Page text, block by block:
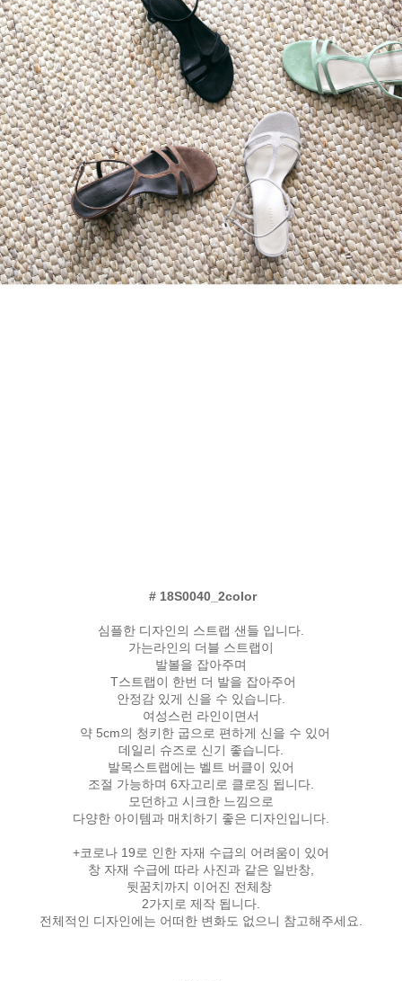
# 18S0040_2color
심플한 디자인의 스트랩 샌들 입니다.
가는라인의 더블 스트랩이
발볼을 잡아주며
T스트랩이 한번 더 발을 잡아주어
안정감 있게 신을 수 있습니다.
여성스런 라인이면서
약 5cm의 청키한 굽으로 편하게 신을 수 있어
데일리 슈즈로 신기 좋습니다.
발목스트랩에는 벨트 버클이 있어
조절 가능하며 6자고리로 클로징 됩니다.
모던하고 시크한 느낌으로
다양한 아이템과 매치하기 좋은 디자인입니다.
+코로나 19로 인한 자재 수급의 어려움이 있어
창 자재 수급에 따라 사진과 같은 일반창,
뒷꿈치까지 이어진 전체창
2가지로 제작 됩니다.
전체적인 디자인에는 어떠한 변화도 없으니 참고해주세요.